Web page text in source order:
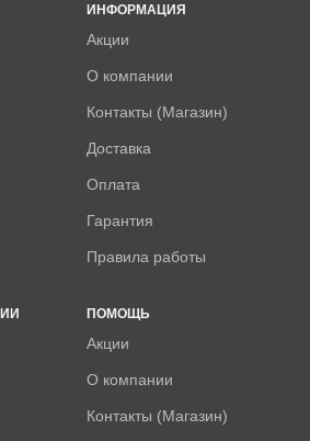
ИНФОРМАЦИЯ
Акции
О компании
Контакты (Магазин)
Доставка
Оплата
Гарантия
Правила работы
ПОМОЩЬ
Акции
О компании
Контакты (Магазин)